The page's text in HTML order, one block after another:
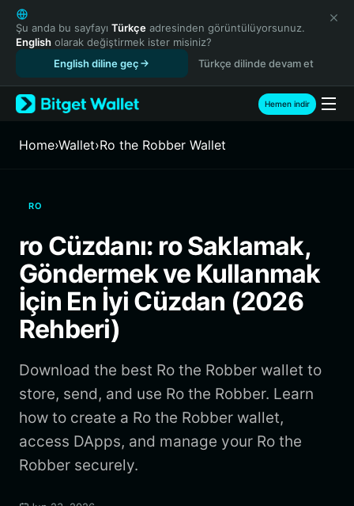
English
日本語
Tiếng Việt
Español (Latinoamérica)
Türkçe
Français
繁體中文
Bahasa Indonesia
ภาษาไทย
हिन्दी
Español
Português (Brasil)
Şu anda bu sayfayı Türkçe adresinden görüntülüyorsunuz.
English olarak değiştirmek ister misiniz?
English diline geç
Türkçe dilinde devam et
Hemen indir
Home›Wallet›Ro the Robber Wallet
RO
ro Cüzdanı: ro Saklamak,
Göndermek ve Kullanmak
İçin En İyi Cüzdan (2026
Rehberi)
Download the best Ro the Robber wallet to
store, send, and use Ro the Robber. Learn
how to create a Ro the Robber wallet,
access DApps, and manage your Ro the
Robber securely.